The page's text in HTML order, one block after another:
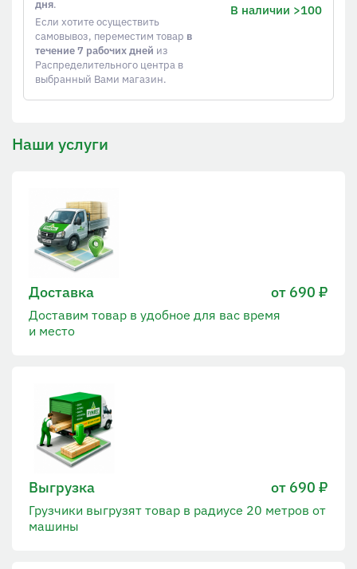
дня.
Если хотите осуществить
самовывоз, переместим товар в
течение 7 рабочих дней из
Распределительного центра в
выбранный Вами магазин.
В наличии >100
Наши услуги
Доставка от 690 ₽
Доставим товар в удобное для вас время
и место
Выгрузка от 690 ₽
Грузчики выгрузят товар в радиусе 20 метров от
машины